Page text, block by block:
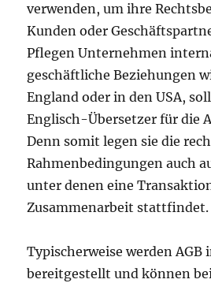
verwenden, um ihre
Kunden oder
Pflegen Unternehmen
geschäftliche Beziehungen
England oder in den USA,
Englisch-Übersetzer für die
Denn somit legen sie die
Rahmenbedingungen auch
unter denen eine
Zusammenarbeit stattfindet.
Typischerweise werden
bereitgestellt und können